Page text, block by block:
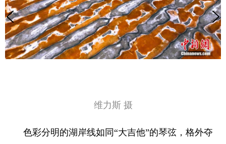
维力斯 摄
色彩分明的湖岸线如同“大吉他”的琴弦，格外夺